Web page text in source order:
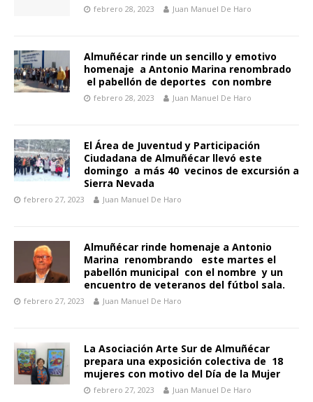
febrero 28, 2023 Juan Manuel De Haro
Almuñécar rinde un sencillo y emotivo
homenaje a Antonio Marina renombrado
el pabellón de deportes con nombre
febrero 28, 2023 Juan Manuel De Haro
El Área de Juventud y Participación
Ciudadana de Almuñécar llevó este
domingo a más 40 vecinos de excursión a
Sierra Nevada
febrero 27, 2023 Juan Manuel De Haro
Almuñécar rinde homenaje a Antonio
Marina renombrando este martes el
pabellón municipal con el nombre y un
encuentro de veteranos del fútbol sala.
febrero 27, 2023 Juan Manuel De Haro
La Asociación Arte Sur de Almuñécar
prepara una exposición colectiva de 18
mujeres con motivo del Día de la Mujer
febrero 27, 2023 Juan Manuel De Haro